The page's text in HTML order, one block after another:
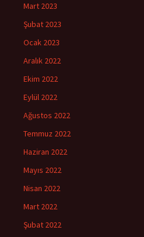
Mart 2023
Şubat 2023
Ocak 2023
Aralık 2022
Ekim 2022
Eylül 2022
Ağustos 2022
Temmuz 2022
Haziran 2022
Mayıs 2022
Nisan 2022
Mart 2022
Şubat 2022